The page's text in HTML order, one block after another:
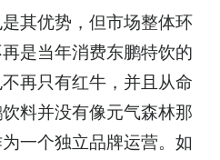
其优势，但市场整体环
是当年消费东鹏特饮的
再只有红牛，并且从命
料并没有像元气森林那
一个独立品牌运营。如